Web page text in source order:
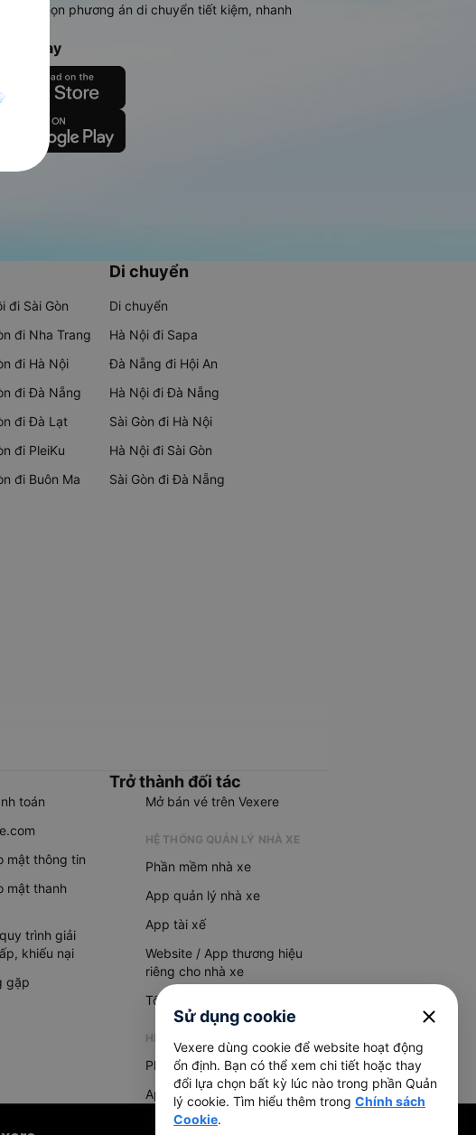
lựa chọn phương án di chuyển tiết kiệm, nhanh
ngay
đi Sài Gòn
đi Nha Trang
đi Hà Nội
đi Đà Nẵng
đi Đà Lạt
đi PleiKu
đi Buôn Ma
Di chuyển
Di chuyển
Hà Nội đi Sapa
Đà Nẵng đi Hội An
Hà Nội đi Đà Nẵng
Sài Gòn đi Hà Nội
Hà Nội đi Sài Gòn
Sài Gòn đi Đà Nẵng
toán
mật thông tin
mật thanh
trình giải
khiếu nại
gặp
Trở thành đối tác
Mở bán vé trên Vexere
HỆ THỐNG QUẢN LÝ NHÀ XE
Phần mềm nhà xe
App quản lý nhà xe
App tài xế
Website / App thương hiệu
riêng cho nhà xe
Tổng đài AI
HỆ THỐNG QUẢN LÝ HÀNG HOÁ
Phần mềm quản lý hàng hoá
App quản lý hàng hoá
Sử dụng cookie close
Vexere dùng cookie để website hoạt động
ổn định. Bạn có thể xem chi tiết hoặc thay
đổi lựa chọn bất kỳ lúc nào trong phần Quản
lý cookie. Tìm hiểu thêm trong Chính sách
Cookie.